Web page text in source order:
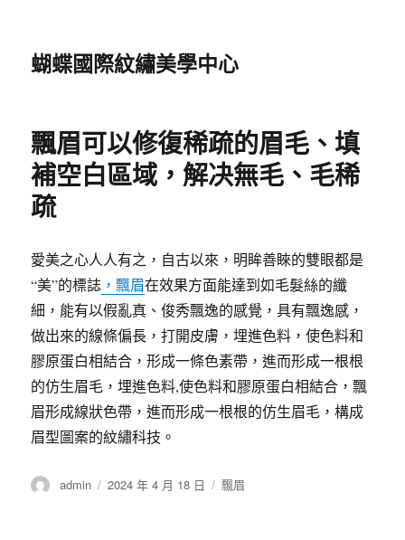
蝴蝶國際紋繡美學中心
飄眉可以修復稀疏的眉毛、填
補空白區域，解决無毛、毛稀
疏
愛美之心人人有之，自古以來，明眸善睞的雙眼都是
“美”的標誌 ，飄眉在效果方面能達到如毛髮絲的纖
細，能有以假亂真、俊秀飄逸的感覺，具有飄逸感，
做出來的線條偏長，打開皮膚，埋進色料，使色料和
膠原蛋白相結合，形成一條色素帶，進而形成一根根
的仿生眉毛，埋進色料,使色料和膠原蛋白相結合，飄
眉形成線狀色帶，進而形成一根根的仿生眉毛，構成
眉型圖案的紋繡科技。
作
admin
發
2024 年 4 月 18 日
分
飄眉